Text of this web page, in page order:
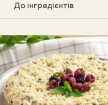
До інгредієнтів